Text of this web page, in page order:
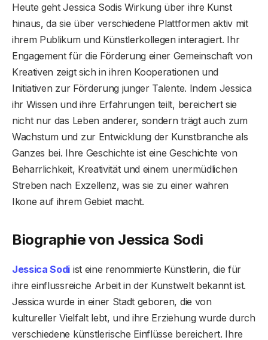
Heute geht Jessica Sodis Wirkung über ihre Kunst
hinaus, da sie über verschiedene Plattformen aktiv mit
ihrem Publikum und Künstlerkollegen interagiert. Ihr
Engagement für die Förderung einer Gemeinschaft von
Kreativen zeigt sich in ihren Kooperationen und
Initiativen zur Förderung junger Talente. Indem Jessica
ihr Wissen und ihre Erfahrungen teilt, bereichert sie
nicht nur das Leben anderer, sondern trägt auch zum
Wachstum und zur Entwicklung der Kunstbranche als
Ganzes bei. Ihre Geschichte ist eine Geschichte von
Beharrlichkeit, Kreativität und einem unermüdlichen
Streben nach Exzellenz, was sie zu einer wahren
Ikone auf ihrem Gebiet macht.
Biographie von Jessica Sodi
Jessica Sodi ist eine renommierte Künstlerin, die für
ihre einflussreiche Arbeit in der Kunstwelt bekannt ist.
Jessica wurde in einer Stadt geboren, die von
kultureller Vielfalt lebt, und ihre Erziehung wurde durch
verschiedene künstlerische Einflüsse bereichert. Ihre